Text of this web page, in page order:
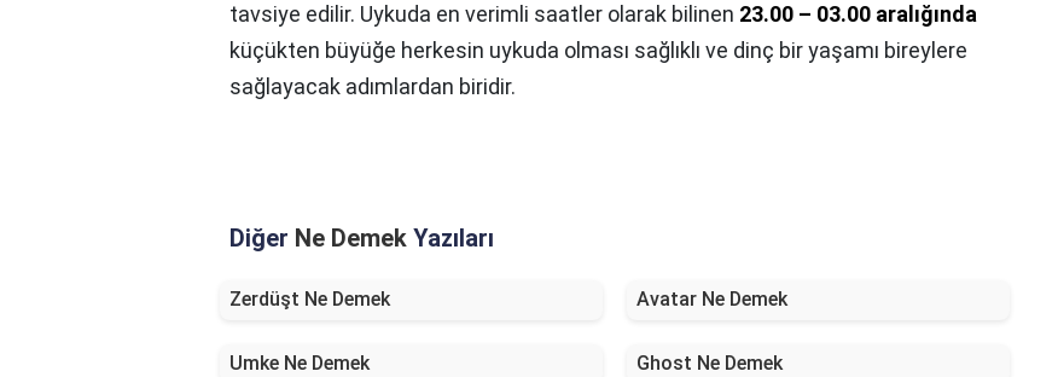
tavsiye edilir. Uykuda en verimli saatler olarak bilinen 23.00 – 03.00 aralığında
küçükten büyüğe herkesin uykuda olması sağlıklı ve dinç bir yaşamı bireylere
sağlayacak adımlardan biridir.
Diğer Ne Demek Yazıları
Zerdüşt Ne Demek Avatar Ne Demek
Umke Ne Demek Ghost Ne Demek